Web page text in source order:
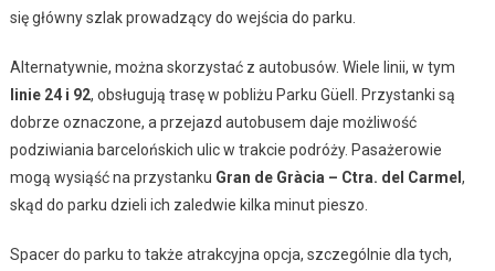
się główny szlak prowadzący do wejścia do parku.
Alternatywnie, można skorzystać z autobusów. Wiele linii, w tym
linie 24 i 92, obsługują trasę w pobliżu Parku Güell. Przystanki są
dobrze oznaczone, a przejazd autobusem daje możliwość
podziwiania barcelońskich ulic w trakcie podróży. Pasażerowie
mogą wysiąść na przystanku Gran de Gràcia – Ctra. del Carmel ,
skąd do parku dzieli ich zaledwie kilka minut pieszo.
Spacer do parku to także atrakcyjna opcja, szczególnie dla tych,